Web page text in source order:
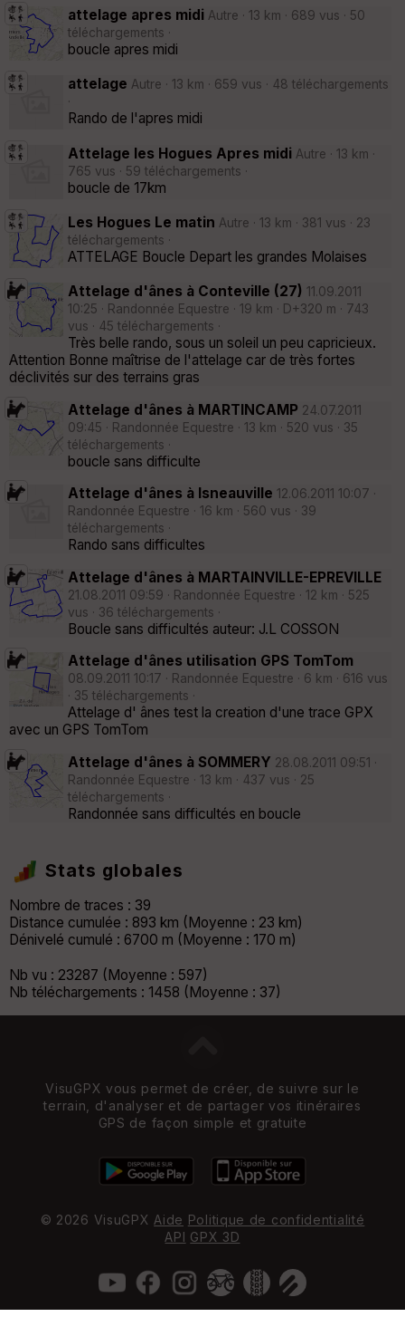
attelage apres midi Autre · 13 km · 689 vus · 50
téléchargements ·
boucle apres midi
attelage Autre · 13 km · 659 vus · 48 téléchargements
·
Rando de l'apres midi
Attelage les Hogues Apres midi Autre · 13 km ·
765 vus · 59 téléchargements ·
boucle de 17km
Les Hogues Le matin Autre · 13 km · 381 vus · 23
téléchargements ·
ATTELAGE Boucle Depart les grandes Molaises
Attelage d'ânes à Conteville (27) 11.09.2011
10:25 · Randonnée Equestre · 19 km · D+320 m · 743
vus · 45 téléchargements ·
Très belle rando, sous un soleil un peu capricieux.
Attention Bonne maîtrise de l'attelage car de très fortes
déclivités sur des terrains gras
Attelage d'ânes à MARTINCAMP 24.07.2011
09:45 · Randonnée Equestre · 13 km · 520 vus · 35
téléchargements ·
boucle sans difficulte
Attelage d'ânes à Isneauville 12.06.2011 10:07 ·
Randonnée Equestre · 16 km · 560 vus · 39
téléchargements ·
Rando sans difficultes
Attelage d'ânes à MARTAINVILLE-EPREVILLE
21.08.2011 09:59 · Randonnée Equestre · 12 km · 525
vus · 36 téléchargements ·
Boucle sans difficultés auteur: J.L COSSON
Attelage d'ânes utilisation GPS TomTom
08.09.2011 10:17 · Randonnée Equestre · 6 km · 616 vus
· 35 téléchargements ·
Attelage d' ânes test la creation d'une trace GPX
avec un GPS TomTom
Attelage d'ânes à SOMMERY 28.08.2011 09:51 ·
Randonnée Equestre · 13 km · 437 vus · 25
téléchargements ·
Randonnée sans difficultés en boucle
Stats globales
Nombre de traces : 39
Distance cumulée : 893 km (Moyenne : 23 km)
Dénivelé cumulé : 6700 m (Moyenne : 170 m)
Nb vu : 23287 (Moyenne : 597)
Nb téléchargements : 1458 (Moyenne : 37)
VisuGPX vous permet de créer, de suivre sur le
terrain, d'analyser et de partager vos itinéraires
GPS de façon simple et gratuite
© 2026 VisuGPX Aide Politique de confidentialité
API GPX 3D